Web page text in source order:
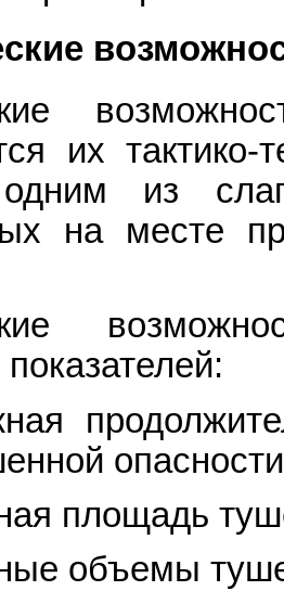
их тактико-
из
на месте
площадь
объемы